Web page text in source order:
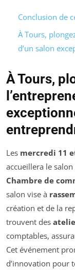
Conclusion de
À Tours,
d’un salon
À Tours,
Les mercredi 11
accueillera le salon
Chambre de
salon vise à
création et de la
trouvent des
comptables,
Cet événement
d’innovation pour